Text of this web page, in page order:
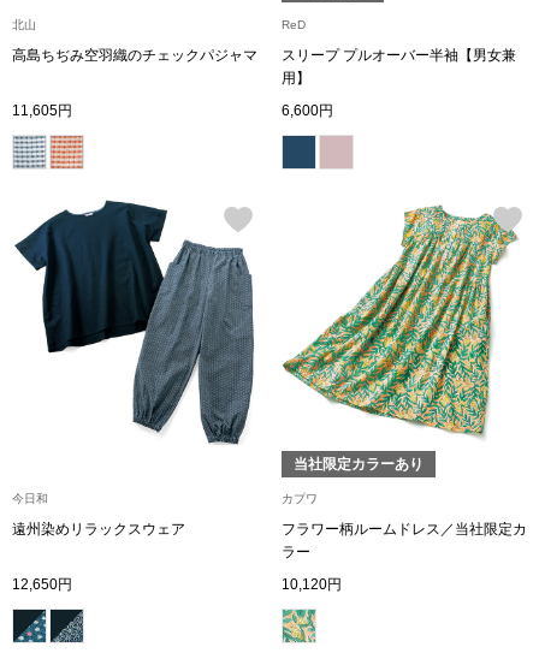
BOGARD 最新号はこちら
集
タログ
ルーム･アン
ルームウェア
アンダーウェア
その他
北山
高島ちぢみ空羽織のチェックパジャマ
11,605円
ReD
スリープ プルオーバー半袖【男女兼
用】
6,600円
今日和
遠州染めリラックスウェア
12,650円
当社限定カラーあり
カプワ
フラワー柄ルームドレス／当社限定カ
ラー
10,120円